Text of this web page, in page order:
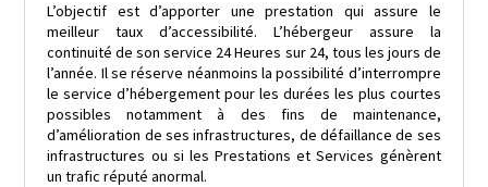
L’objectif est d’apporter une prestation qui assure le
meilleur taux d’accessibilité. L’hébergeur assure la
continuité de son service 24 Heures sur 24, tous les jours de
l’année. Il se réserve néanmoins la possibilité d’interrompre
le service d’hébergement pour les durées les plus courtes
possibles notamment à des fins de maintenance,
d’amélioration de ses infrastructures, de défaillance de ses
infrastructures ou si les Prestations et Services génèrent
un trafic réputé anormal.